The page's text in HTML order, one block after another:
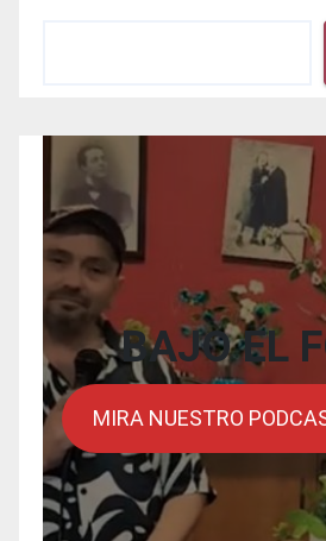
BAJO EL
MIRA NUESTRO